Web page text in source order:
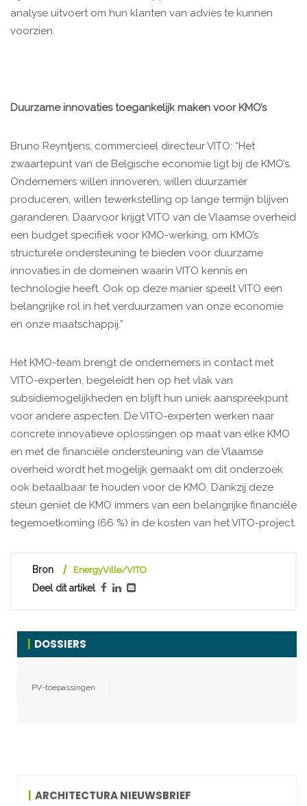
analyse uitvoert om hun klanten van advies te kunnen
voorzien.
Duurzame innovaties toegankelijk maken voor KMO’s
Bruno Reyntjens, commercieel directeur VITO: “Het
zwaartepunt van de Belgische economie ligt bij de KMO’s.
Ondernemers willen innoveren, willen duurzamer
produceren, willen tewerkstelling op lange termijn blijven
garanderen. Daarvoor krijgt VITO van de Vlaamse overheid
een budget specifiek voor KMO-werking, om KMO’s
structurele ondersteuning te bieden voor duurzame
innovaties in de domeinen waarin VITO kennis en
technologie heeft. Ook op deze manier speelt VITO een
belangrijke rol in het verduurzamen van onze economie
en onze maatschappij.”
Het KMO-team brengt de ondernemers in contact met
VITO-experten, begeleidt hen op het vlak van
subsidiemogelijkheden en blijft hun uniek aanspreekpunt
voor andere aspecten. De VITO-experten werken naar
concrete innovatieve oplossingen op maat van elke KMO
en met de financiële ondersteuning van de Vlaamse
overheid wordt het mogelijk gemaakt om dit onderzoek
ook betaalbaar te houden voor de KMO. Dankzij deze
steun geniet de KMO immers van een belangrijke financiële
tegemoetkoming (66 %) in de kosten van het VITO-project.
Bron EnergyVille/VITO
Deel dit artikel
DOSSIERS
PV-toepassingen
ARCHITECTURA NIEUWSBRIEF